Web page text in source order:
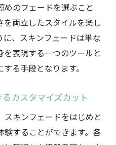
めのフェードを選ぶこと
両立したスタイルを楽し
、スキンフェードは単な
表現する一つのツールと
る手段となります。
カスタマイズカット
キンフェードをはじめと
することができます。各